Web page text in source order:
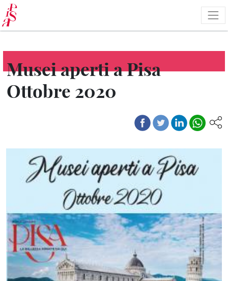
Salta
al
contenuto
principale
Musei aperti a Pisa
Ottobre 2020